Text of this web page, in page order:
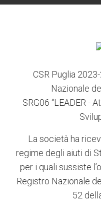
CSR Puglia
Nazionale
SRG06 “LEADER -
La società ha
regime degli aiuti di
per i quali sussiste
Registro Nazionale
52